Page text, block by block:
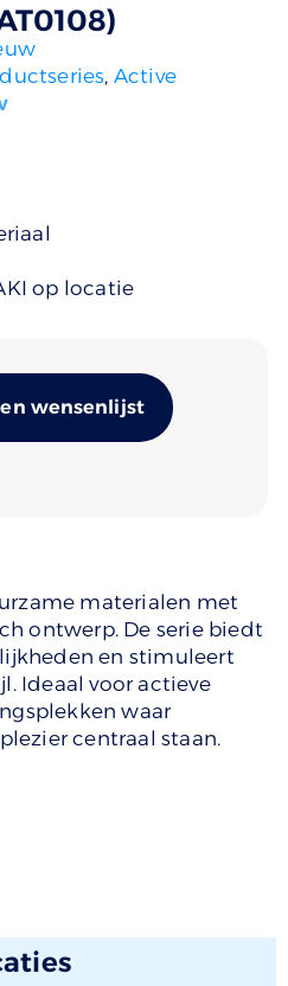
, Active
op locatie
wensenlijst
materialen met
ontwerp. De serie biedt
en stimuleert
Ideaal voor actieve
waar
centraal staan.